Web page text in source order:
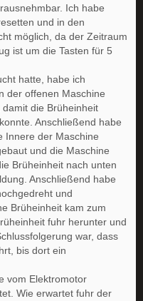
Ich habe
und in den
möglich, da der Zeitraum
ist um die Tasten für 5
hatte, habe ich
der offenen Maschine
die Brüheinheit
Anschließend habe
Innere der Maschine
und die Maschine
Brüheinheit nach unten
Anschließend habe
und
Brüheinheit kam zum
fuhr herunter und
war, dass
bis dort ein
vom Elektromotor
Wie erwartet fuhr der